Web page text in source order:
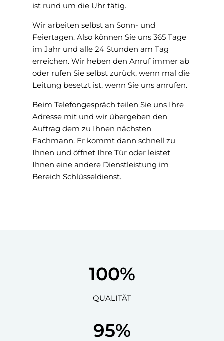
ist rund um die Uhr tätig.
Wir arbeiten selbst an Sonn- und
Feiertagen. Also können Sie uns 365 Tage
im Jahr und alle 24 Stunden am Tag
erreichen. Wir heben den Anruf immer ab
oder rufen Sie selbst zurück, wenn mal die
Leitung besetzt ist, wenn Sie uns anrufen.
Beim Telefongespräch teilen Sie uns Ihre
Adresse mit und wir übergeben den
Auftrag dem zu Ihnen nächsten
Fachmann. Er kommt dann schnell zu
Ihnen und öffnet Ihre Tür oder leistet
Ihnen eine andere Dienstleistung im
Bereich Schlüsseldienst.
100%
QUALITÄT
95%